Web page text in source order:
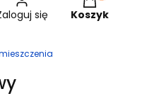
się Koszyk